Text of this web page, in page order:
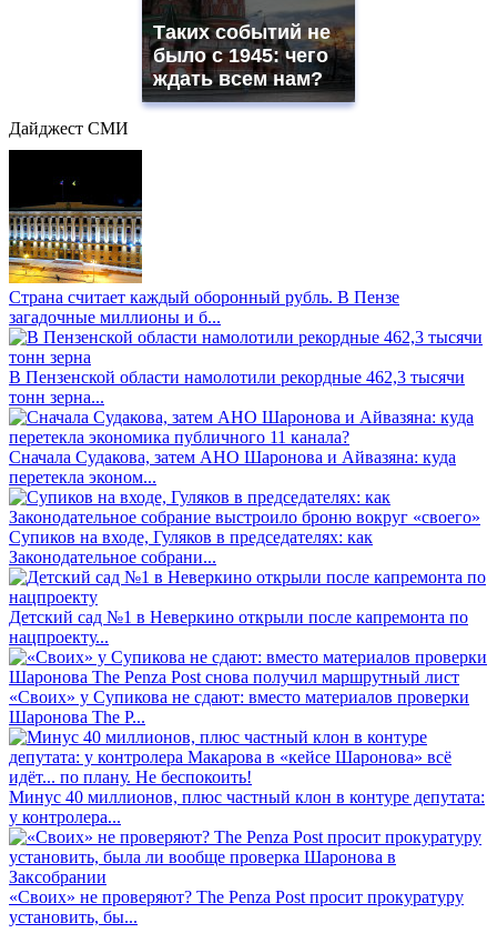
Таких событий не
было с 1945: чего
ждать всем нам?
Дайджест СМИ
Страна считает каждый оборонный рубль. В Пензе
загадочные миллионы и б...
В Пензенской области намолотили рекордные 462,3 тысячи
тонн зерна...
Сначала Судакова, затем АНО Шаронова и Айвазяна: куда
перетекла эконом...
Супиков на входе, Гуляков в председателях: как
Законодательное собрани...
Детский сад №1 в Неверкино открыли после капремонта по
нацпроекту...
«Своих» у Супикова не сдают: вместо материалов проверки
Шаронова The P...
Минус 40 миллионов, плюс частный клон в контуре депутата:
у контролера...
«Своих» не проверяют? The Penza Post просит прокуратуру
установить, бы...